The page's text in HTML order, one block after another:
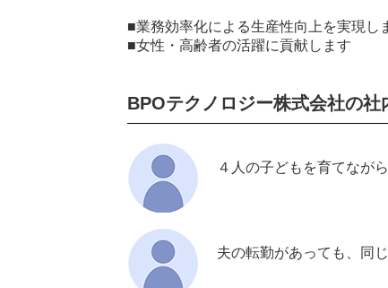
■業務効率化による生産性向上を実現し
■女性・高齢者の活躍に貢献します
BPOテクノロジー株式会社の社
４人の子どもを育てなが
夫の転勤があっても、同